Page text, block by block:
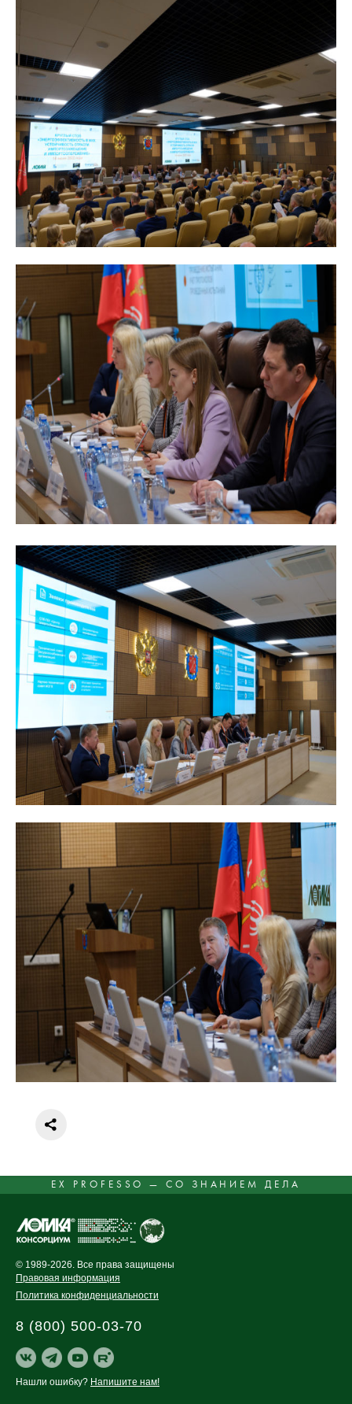
EX PROFESSO — СО ЗНАНИЕМ ДЕЛА
© 1989-2026. Все права защищены
Правовая информация
Политика конфиденциальности
8 (800) 500-03-70
Нашли ошибку? Напишите нам!